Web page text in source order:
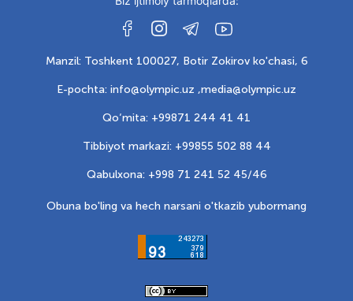
Manzil: Toshkent 100027, Botir Zokirov ko'chasi, 6
E-pochta: info@olympic.uz ,media@olympic.uz
Qo‘mita: +99871 244 41 41
Tibbiyot markazi: +99855 502 88 44
Qabulxona: +998 71 241 52 45/46
Obuna bo'ling va hech narsani o'tkazib yubormang